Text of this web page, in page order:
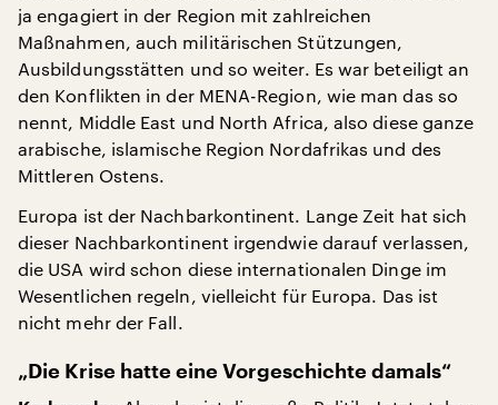
ja engagiert in der Region mit zahlreichen
Maßnahmen, auch militärischen Stützungen,
Ausbildungsstätten und so weiter. Es war beteiligt an
den Konflikten in der MENA-Region, wie man das so
nennt, Middle East und North Africa, also diese ganze
arabische, islamische Region Nordafrikas und des
Mittleren Ostens.
Europa ist der Nachbarkontinent. Lange Zeit hat sich
dieser Nachbarkontinent irgendwie darauf verlassen,
die USA wird schon diese internationalen Dinge im
Wesentlichen regeln, vielleicht für Europa. Das ist
nicht mehr der Fall.
„Die Krise hatte eine Vorgeschichte damals“